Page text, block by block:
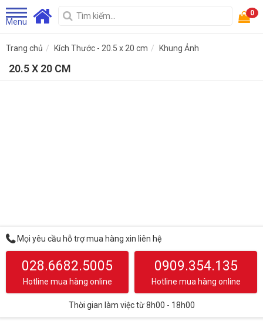
Menu
0
Trang chủ Kích Thước - 20.5 x 20 cm Khung Ảnh
20.5 X 20 CM
Mọi yêu cầu hỗ trợ mua hàng xin liên hệ
028.6682.5005
Hotline mua hàng online
0909.354.135
Hotline mua hàng online
Thời gian làm việc từ 8h00 - 18h00